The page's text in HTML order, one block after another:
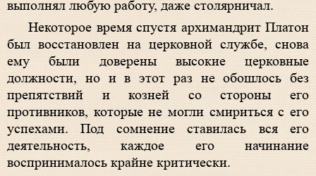
выполнял любую работу, даже столярничал.
Некоторое время спустя архимандрит Платон
был восстановлен на церковной службе, снова
ему были доверены высокие церковные
должности, но и в этот раз не обошлось без
препятствий и козней со стороны его
противников, которые не могли смириться с его
успехами. Под сомнение ставилась вся его
деятельность, каждое его начинание
воспринималось крайне критически.